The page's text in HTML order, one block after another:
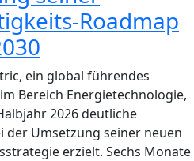
Roadmap
ein global führendes
Bereich Energietechnologie,
2026 deutliche
der Umsetzung seiner neuen
erzielt. Sechs Monate